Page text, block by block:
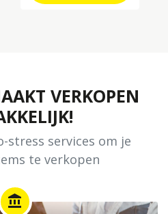
VERKOPEN
stress services om je
te verkopen
account_balance